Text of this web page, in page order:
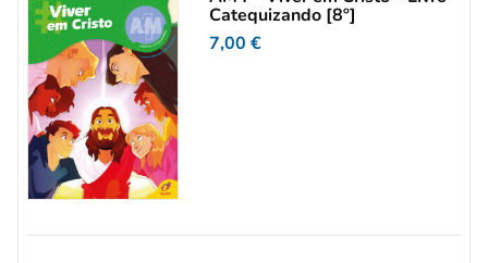
Catequizando [8º]
7,00€